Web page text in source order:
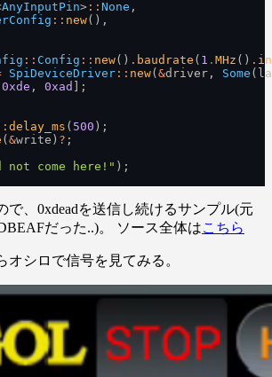
AnyInputPin> :: None ,
:: new(),
:: Config :: new() . baudrate ( 1 . MHz () .
SpiDeviceDriver :: new( &driver, Some
0xde , 0xad
];
delay_ms ( 500 );
( &write) ? ;
not come here!" );
で、0xdeadを送信し続けるサンプル(元
だった..)。 ソース全体はこちら
オシロで信号を見てみる。